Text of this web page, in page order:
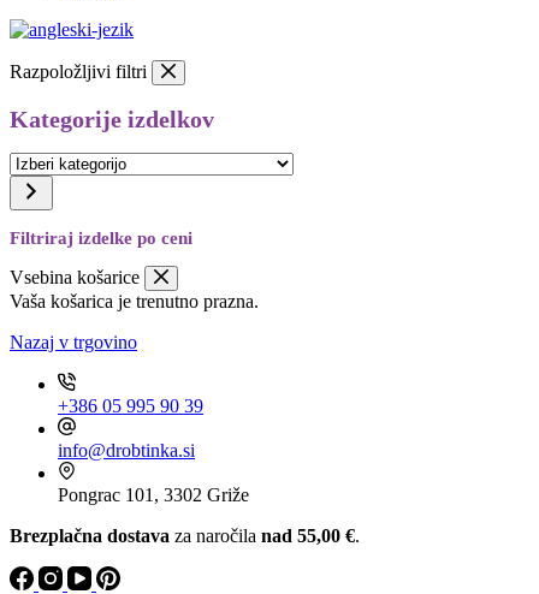
Razpoložljivi filtri
Kategorije izdelkov
Izberi
kategorijo
Filtriraj izdelke po ceni
Vsebina košarice
Vaša košarica je trenutno prazna.
Nazaj v trgovino
+386 05 995 90 39
info@drobtinka.si
Pongrac 101, 3302 Griže
Brezplačna dostava za naročila nad 55,00 €.